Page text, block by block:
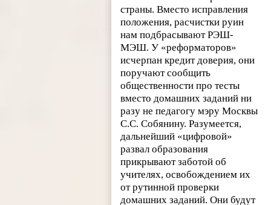
страны. Вместо исправления
положения, расчистки руин
нам подбрасывают РЭШ-
МЭШ. У «реформаторов»
исчерпан кредит доверия, они
поручают сообщить
общественности про тесты
вместо домашних заданий ни
разу не педагогу мэру Москвы
С.С. Собянину. Разумеется,
дальнейший «цифровой»
развал образования
прикрывают заботой об
учителях, освобождением их
от рутинной проверки
домашних заданий. Они будут